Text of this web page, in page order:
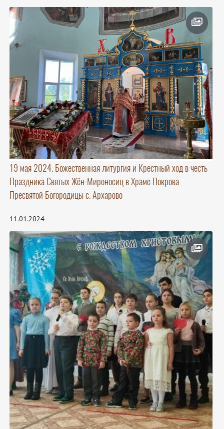
19 мая 2024. Божественная литургия и Крестный ход в честь
Праздника Святых Жён-Мироносиц в Храме Покрова
Пресвятой Богородицы с. Архарово
11.01.2024